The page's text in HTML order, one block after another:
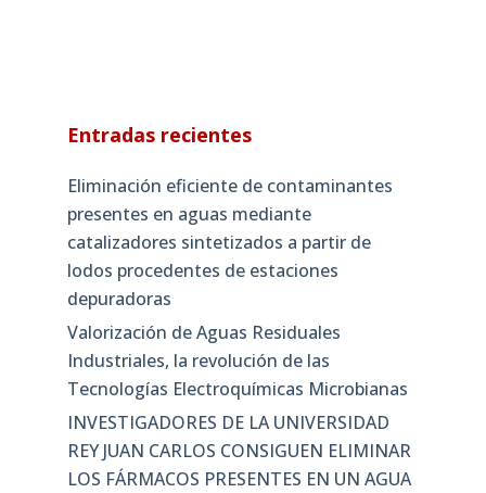
Entradas recientes
Eliminación eficiente de contaminantes
presentes en aguas mediante
catalizadores sintetizados a partir de
lodos procedentes de estaciones
depuradoras
Valorización de Aguas Residuales
Industriales, la revolución de las
Tecnologías Electroquímicas Microbianas
INVESTIGADORES DE LA UNIVERSIDAD
REY JUAN CARLOS CONSIGUEN ELIMINAR
LOS FÁRMACOS PRESENTES EN UN AGUA